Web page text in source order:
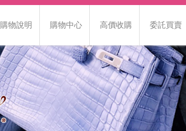
購物說明 購物中心 高價收購 委託買賣